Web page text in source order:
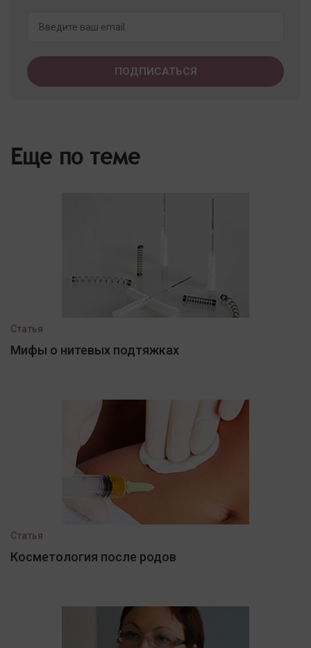
Еще по теме
Статья
Мифы о нитевых подтяжках
Статья
Косметология после родов